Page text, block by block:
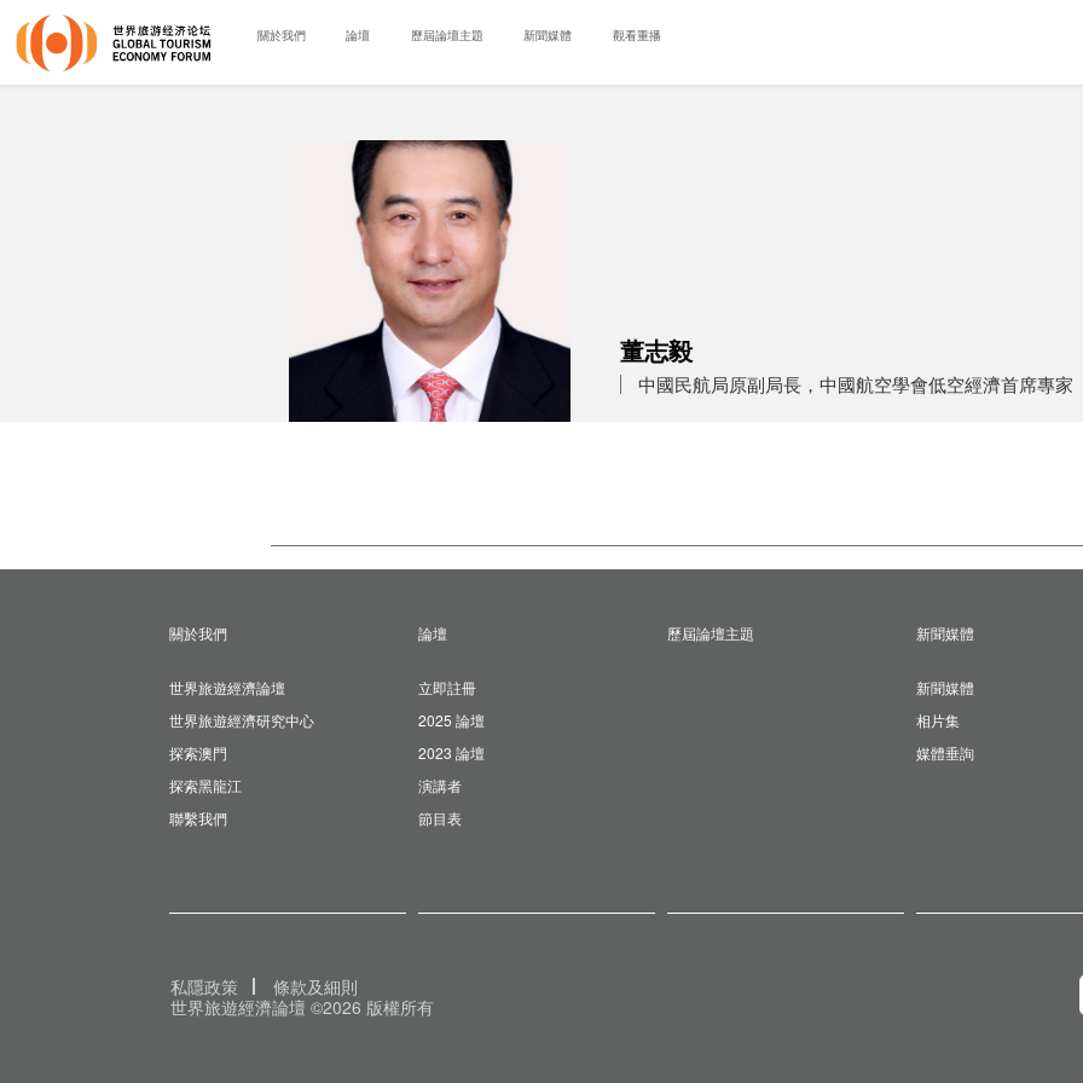
關於我們 論壇 歷屆論壇主題 新聞媒體 觀看重播
董志毅
中國民航局原副局長，中國航空學會低空經濟首席專家
關於我們
世界旅遊經濟論壇
世界旅遊經濟研究中心
探索澳門
探索黑龍江
聯繫我們
論壇
立即註冊
2025 論壇
2023 論壇
演講者
節目表
歷屆論壇主題 新聞媒體
新聞媒體
相片集
媒體垂詢
私隱政策
條款及細則
世界旅遊經濟論壇 ©2026 版權所有